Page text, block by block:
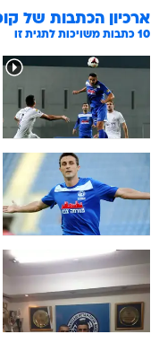
ארכיון הכתבות של
10 כתבות משויכות לתגית זו